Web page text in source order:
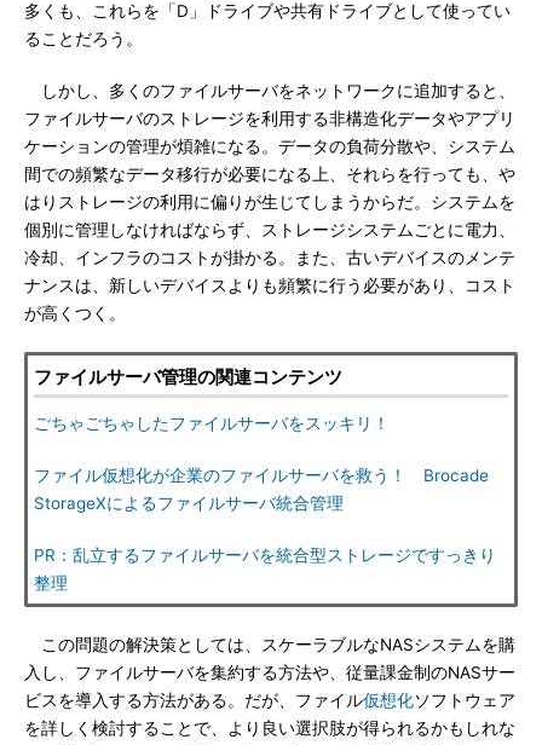
多くも、これらを「D」ドライブや共有ドライブとして使ってい
ることだろう。
しかし、多くのファイルサーバをネットワークに追加すると、
ファイルサーバのストレージを利用する非構造化データやアプリ
ケーションの管理が煩雑になる。データの負荷分散や、システム
間での頻繁なデータ移行が必要になる上、それらを行っても、や
はりストレージの利用に偏りが生じてしまうからだ。システムを
個別に管理しなければならず、ストレージシステムごとに電力、
冷却、インフラのコストが掛かる。また、古いデバイスのメンテ
ナンスは、新しいデバイスよりも頻繁に行う必要があり、コスト
が高くつく。
ファイルサーバ管理の関連コンテンツ
ごちゃごちゃしたファイルサーバをスッキリ！
ファイル仮想化が企業のファイルサーバを救う！ Brocade
StorageXによるファイルサーバ統合管理
PR：乱立するファイルサーバを統合型ストレージですっきり
整理
この問題の解決策としては、スケーラブルなNASシステムを購
入し、ファイルサーバを集約する方法や、従量課金制のNASサー
ビスを導入する方法がある。だが、ファイル仮想化ソフトウェア
を詳しく検討することで、より良い選択肢が得られるかもしれな